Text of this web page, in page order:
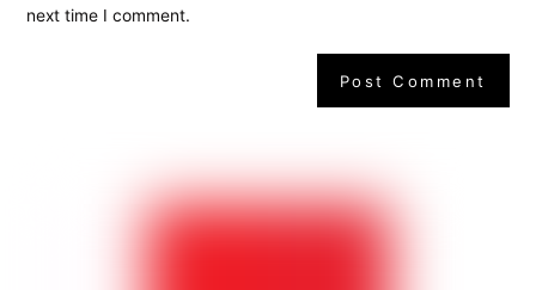
next time I comment.